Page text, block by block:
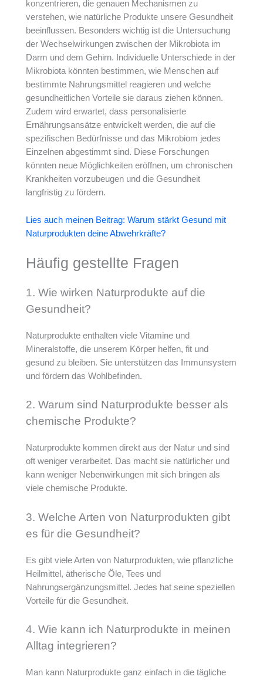
konzentrieren, die genauen Mechanismen zu
verstehen, wie natürliche Produkte unsere Gesundheit
beeinflussen. Besonders wichtig ist die Untersuchung
der Wechselwirkungen zwischen der Mikrobiota im
Darm und dem Gehirn. Individuelle Unterschiede in der
Mikrobiota könnten bestimmen, wie Menschen auf
bestimmte Nahrungsmittel reagieren und welche
gesundheitlichen Vorteile sie daraus ziehen können.
Zudem wird erwartet, dass personalisierte
Ernährungsansätze entwickelt werden, die auf die
spezifischen Bedürfnisse und das Mikrobiom jedes
Einzelnen abgestimmt sind. Diese Forschungen
könnten neue Möglichkeiten eröffnen, um chronischen
Krankheiten vorzubeugen und die Gesundheit
langfristig zu fördern.
Lies auch meinen Beitrag: Warum stärkt Gesund mit
Naturprodukten deine Abwehrkräfte?
Häufig gestellte Fragen
1. Wie wirken Naturprodukte auf die
Gesundheit?
Naturprodukte enthalten viele Vitamine und
Mineralstoffe, die unserem Körper helfen, fit und
gesund zu bleiben. Sie unterstützen das Immunsystem
und fördern das Wohlbefinden.
2. Warum sind Naturprodukte besser als
chemische Produkte?
Naturprodukte kommen direkt aus der Natur und sind
oft weniger verarbeitet. Das macht sie natürlicher und
kann weniger Nebenwirkungen mit sich bringen als
viele chemische Produkte.
3. Welche Arten von Naturprodukten gibt
es für die Gesundheit?
Es gibt viele Arten von Naturprodukten, wie pflanzliche
Heilmittel, ätherische Öle, Tees und
Nahrungsergänzungsmittel. Jedes hat seine speziellen
Vorteile für die Gesundheit.
4. Wie kann ich Naturprodukte in meinen
Alltag integrieren?
Man kann Naturprodukte ganz einfach in die tägliche